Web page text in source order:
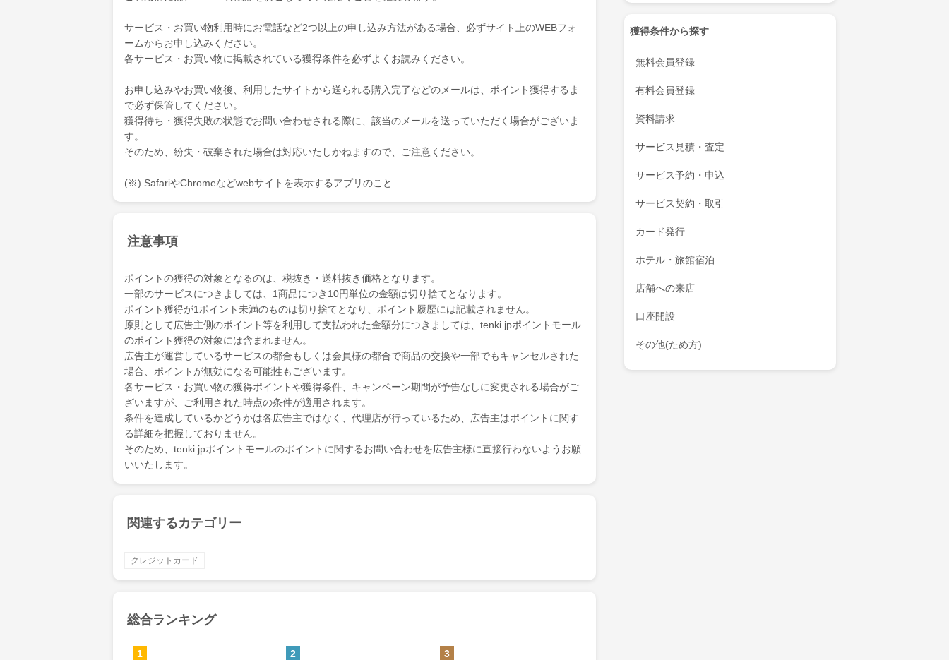
サービス・お買い物利用時にお電話など2つ以上の申し込み方法がある場合、必ずサイト上のWEBフォ
ームからお申し込みください。
各サービス・お買い物に掲載されている獲得条件を必ずよくお読みください。
お申し込みやお買い物後、利用したサイトから送られる購入完了などのメールは、ポイント獲得するま
で必ず保管してください。
獲得待ち・獲得失敗の状態でお問い合わせされる際に、該当のメールを送っていただく場合がございま
す。
そのため、紛失・破棄された場合は対応いたしかねますので、ご注意ください。
(※) SafariやChromeなどwebサイトを表示するアプリのこと
注意事項
ポイントの獲得の対象となるのは、税抜き・送料抜き価格となります。
一部のサービスにつきましては、1商品につき10円単位の金額は切り捨てとなります。
ポイント獲得が1ポイント未満のものは切り捨てとなり、ポイント履歴には記載されません。
原則として広告主側のポイント等を利用して支払われた金額分につきましては、tenki.jpポイントモール
のポイント獲得の対象には含まれません。
広告主が運営しているサービスの都合もしくは会員様の都合で商品の交換や一部でもキャンセルされた
場合、ポイントが無効になる可能性もございます。
各サービス・お買い物の獲得ポイントや獲得条件、キャンペーン期間が予告なしに変更される場合がご
ざいますが、ご利用された時点の条件が適用されます。
条件を達成しているかどうかは各広告主ではなく、代理店が行っているため、広告主はポイントに関す
る詳細を把握しておりません。
そのため、tenki.jpポイントモールのポイントに関するお問い合わせを広告主様に直接行わないようお願
いいたします。
関連するカテゴリー
クレジットカード
総合ランキング
1 2 3
獲得条件から探す
無料会員登録
有料会員登録
資料請求
サービス見積・査定
サービス予約・申込
サービス契約・取引
カード発行
ホテル・旅館宿泊
店舗への来店
口座開設
その他(ため方)